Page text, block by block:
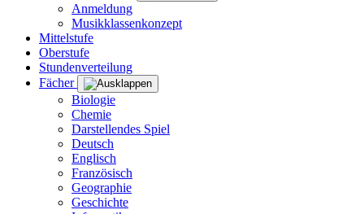
Anmeldung
Musikklassenkonzept
Mittelstufe
Oberstufe
Stundenverteilung
Fächer
Biologie
Chemie
Darstellendes Spiel
Deutsch
Englisch
Französisch
Geographie
Geschichte